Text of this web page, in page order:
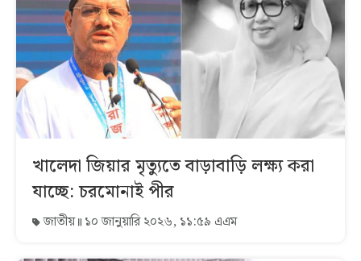
খালেদা জিয়ার মৃত্যুতে বাড়াবাড়ি লক্ষ্য করা
যাচ্ছে: চরমোনাই পীর
জাতীয় ১০ জানুয়ারি ২০২৬, ১১:৫৯ এএম